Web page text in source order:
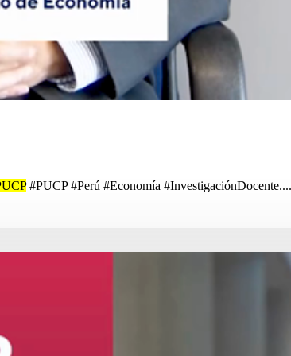
#PUCP #Perú #Economía